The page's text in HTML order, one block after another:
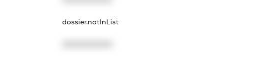
dossier.notInList